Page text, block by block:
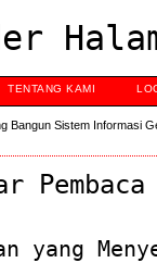
TENTANG KAMI
Bangun Sistem Informasi
Pembaca
yang